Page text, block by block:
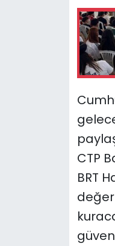
CTP
BRT
Video Galeri
Yazarlar